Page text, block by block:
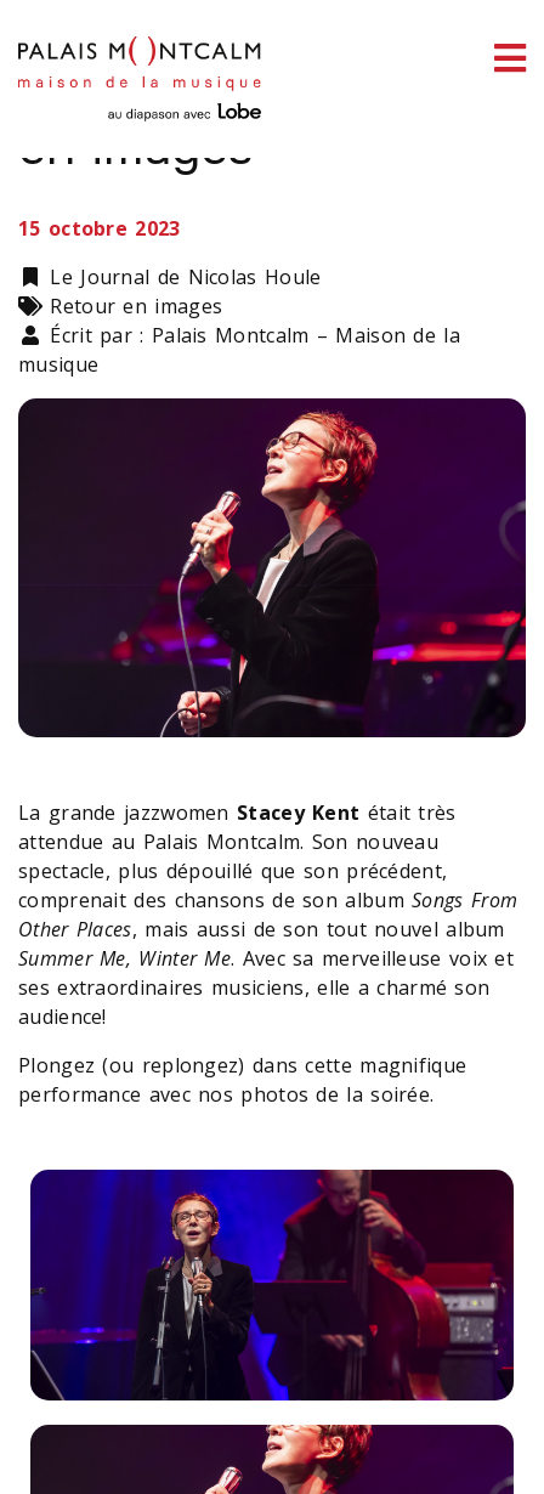
Stacey Kent | Retour
en images
15 octobre 2023
Catégorie
Le Journal de Nicolas Houle
Types
Retour en images
Écrit par : Palais Montcalm – Maison de la
musique
La grande jazzwomen Stacey Kent était très
attendue au Palais Montcalm. Son nouveau
spectacle, plus dépouillé que son précédent,
comprenait des chansons de son albumSongs From
Other Places, mais aussi de son tout nouvel album
Summer Me, Winter Me. Avec sa merveilleuse voix et
ses extraordinaires musiciens, elle a charmé son
audience!
Plongez (ou replongez) dans cette magnifique
performance avec nos photos de la soirée.